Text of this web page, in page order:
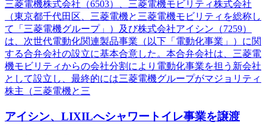
三菱電機株式会社（6503）、三菱電機モビリティ株式会社
（東京都千代田区、三菱電機と三菱電機モビリティを総称し
て「三菱電機グループ」）及び株式会社アイシン（7259）
は、次世代電動化関連製品事業（以下「電動化事業」）に関
する合弁会社の設立に基本合意した。本合弁会社は、三菱電
機モビリティからの会社分割により電動化事業を担う新会社
として設立し、最終的には三菱電機グループがマジョリティ
株主（三菱電機と三
アイシン、LIXILへシャワートイレ事業を譲渡